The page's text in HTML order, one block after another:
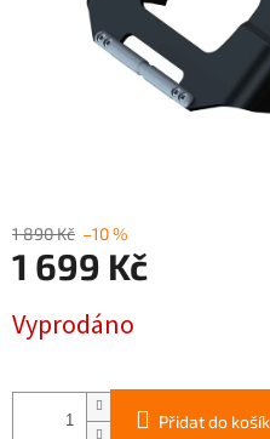
1 890 Kč –10 %
1 699 Kč
cena:
Vyprodáno
Přidat do